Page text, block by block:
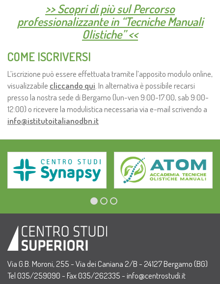
>> Scopri di più sul Percorso
professionalizzante in “Tecniche Manuali
Olistiche” <<
COME ISCRIVERSI
L’iscrizione può essere effettuata tramite l’apposito modulo online,
visualizzabile cliccando qui . In alternativa è possibile recarsi
presso la nostra sede di Bergamo (lun-ven 9:00-17:00, sab 9:00-
12:00) o ricevere la modulistica necessaria via e-mail scrivendo a
info@istitutoitalianodbn.it
Via G.B. Moroni, 255 - Via dei Caniana 2/B - 24127 Bergamo (BG)
Tel 035/259090 - Fax 035/262335 -info@centrostudi.it